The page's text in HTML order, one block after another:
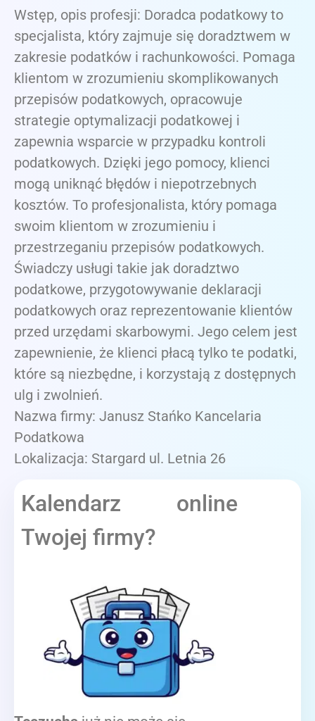
Wstęp, opis profesji: Doradca podatkowy to
specjalista, który zajmuje się doradztwem w
zakresie podatków i rachunkowości. Pomaga
klientom w zrozumieniu skomplikowanych
przepisów podatkowych, opracowuje
strategie optymalizacji podatkowej i
zapewnia wsparcie w przypadku kontroli
podatkowych. Dzięki jego pomocy, klienci
mogą uniknąć błędów i niepotrzebnych
kosztów. To profesjonalista, który pomaga
swoim klientom w zrozumieniu i
przestrzeganiu przepisów podatkowych.
Świadczy usługi takie jak doradztwo
podatkowe, przygotowywanie deklaracji
podatkowych oraz reprezentowanie klientów
przed urzędami skarbowymi. Jego celem jest
zapewnienie, że klienci płacą tylko te podatki,
które są niezbędne, i korzystają z dostępnych
ulg i zwolnień.
Nazwa firmy: Janusz Stańko Kancelaria
Podatkowa
Lokalizacja: Stargard ul. Letnia 26
Kalendarz online
Twojej firmy?